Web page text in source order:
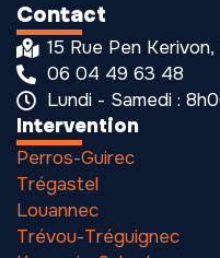
Intervention
Perros-Guirec
Trégastel
Louannec
Trévou-Tréguignec
Contact
15 Rue Pen
06 04 49 63 48
Lundi - Samedi :